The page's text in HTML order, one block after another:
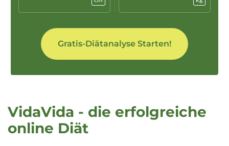
VidaVida - die erfolgreiche
online Diät